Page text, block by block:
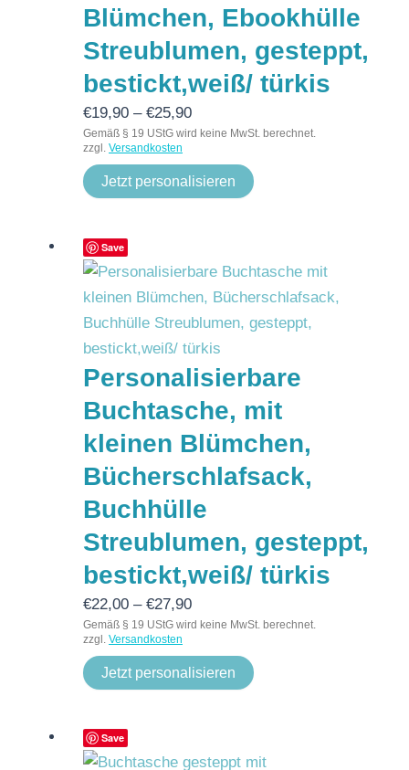
Blümchen, Ebookhülle
Streublumen, gesteppt,
bestickt,weiß/ türkis
€19,90 – €25,90
Gemäß § 19 UStG wird keine MwSt. berechnet.
zzgl. Versandkosten
Jetzt personalisieren
Save
Personalisierbare
Buchtasche, mit
kleinen Blümchen,
Bücherschlafsack,
Buchhülle
Streublumen, gesteppt,
bestickt,weiß/ türkis
€22,00 – €27,90
Gemäß § 19 UStG wird keine MwSt. berechnet.
zzgl. Versandkosten
Jetzt personalisieren
Save